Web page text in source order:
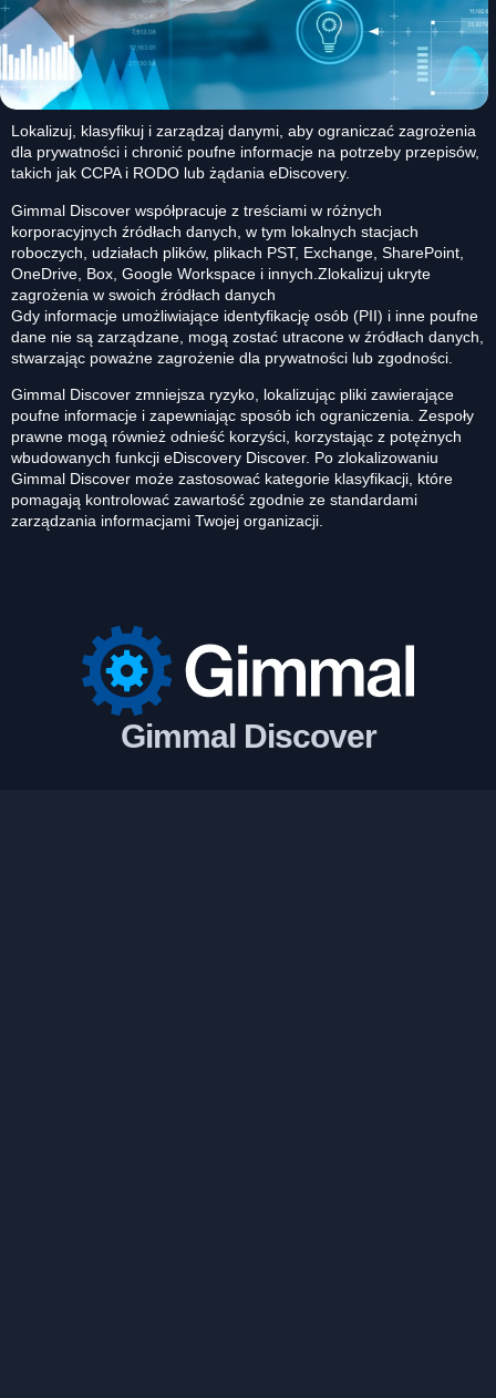
Lokalizuj, klasyfikuj i zarządzaj danymi, aby ograniczać zagrożenia
dla prywatności i chronić poufne informacje na potrzeby przepisów,
takich jak CCPA i RODO lub żądania eDiscovery.
Gimmal Discover współpracuje z treściami w różnych
korporacyjnych źródłach danych, w tym lokalnych stacjach
roboczych, udziałach plików, plikach PST, Exchange, SharePoint,
OneDrive, Box, Google Workspace i innych.Zlokalizuj ukryte
zagrożenia w swoich źródłach danych
Gdy informacje umożliwiające identyfikację osób (PII) i inne poufne
dane nie są zarządzane, mogą zostać utracone w źródłach danych,
stwarzając poważne zagrożenie dla prywatności lub zgodności.
Gimmal Discover zmniejsza ryzyko, lokalizując pliki zawierające
poufne informacje i zapewniając sposób ich ograniczenia. Zespoły
prawne mogą również odnieść korzyści, korzystając z potężnych
wbudowanych funkcji eDiscovery Discover. Po zlokalizowaniu
Gimmal Discover może zastosować kategorie klasyfikacji, które
pomagają kontrolować zawartość zgodnie ze standardami
zarządzania informacjami Twojej organizacji.
Gimmal Discover